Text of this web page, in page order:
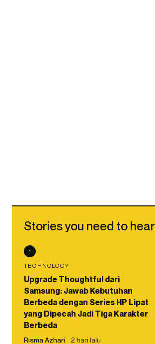
Stories you need to hear
1
TECHNOLOGY
Upgrade Thoughtful dari
Samsung: Jawab Kebutuhan
Berbeda dengan Series HP Lipat
yang Dipecah Jadi Tiga Karakter
Berbeda
Risma Azhari 2 hari lalu